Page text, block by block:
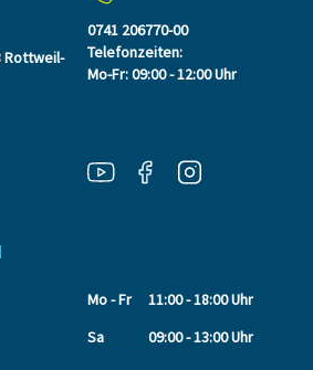
Rottweil-
0741 206770-00
Telefonzeiten:
Mo-Fr: 09:00 - 12:00 Uhr
Mo - Fr
11:00 - 18:00 Uhr
Sa
09:00 - 13:00 Uhr